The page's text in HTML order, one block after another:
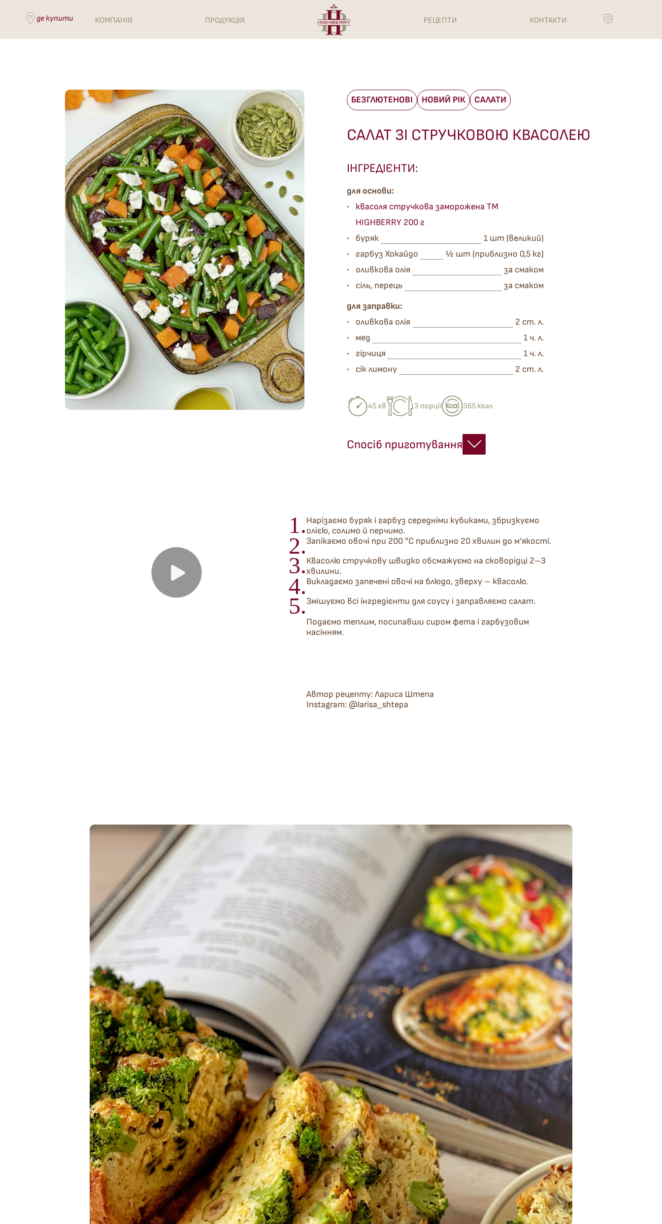
де купити КОМПАНІЯ ПРОДУКЦІЯ РЕЦЕПТИ КОНТАКТИ
БЕЗГЛЮТЕНОВІ НОВИЙ РІК САЛАТИ
САЛАТ ЗІ СТРУЧКОВОЮ КВАСОЛЕЮ
ІНГРЕДІЄНТИ:
для основи:
квасоля стручкова заморожена ТМ
HIGHBERRY 200 г
буряк
1 шт (великий)
гарбуз Хокайдо
½ шт (приблизно 0,5 кг)
оливкова олія
за смаком
сіль, перець
за смаком
для заправки:
оливкова олія
2 ст. л.
мед
1 ч. л.
гірчиця
1 ч. л.
сік лимону
2 ст. л.
45 хв 3 порції 365 ккал
Спосіб приготування
1.Нарізаємо буряк і гарбуз середніми кубиками, збризкуємо
олією, солимо й перчимо.
2.Запікаємо овочі при 200 °C приблизно 20 хвилин до м’якості.
3.Квасолю стручкову швидко обсмажуємо на сковорідці 2–3
хвилини.
4.Викладаємо запечені овочі на блюдо, зверху – квасолю.
5.Змішуємо всі інгредієнти для соусу і заправляємо салат.
Подаємо теплим, посипавши сиром фета і гарбузовим
насінням.
Автор рецепту: Лариса Штепа
Instagram: @larisa_shtepa